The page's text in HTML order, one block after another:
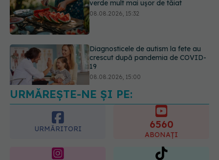
crescut după pandemia de COVID-
19
Microplasticele pot traversa bariera
placentară și modifica hormonii
08.08.2026, 18:00
URMĂREȘTE-NE ȘI PE:
URMĂRITORI 6560
ABONAȚI